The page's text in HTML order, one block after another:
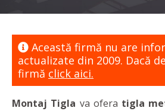
Această firmă nu are
actualizate din 2009. Dacă
firmă click aici.
Montaj Tigla va ofera tigla